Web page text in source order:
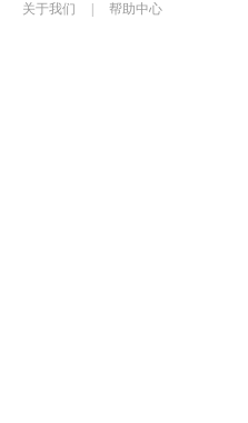
关于我们
帮助中心